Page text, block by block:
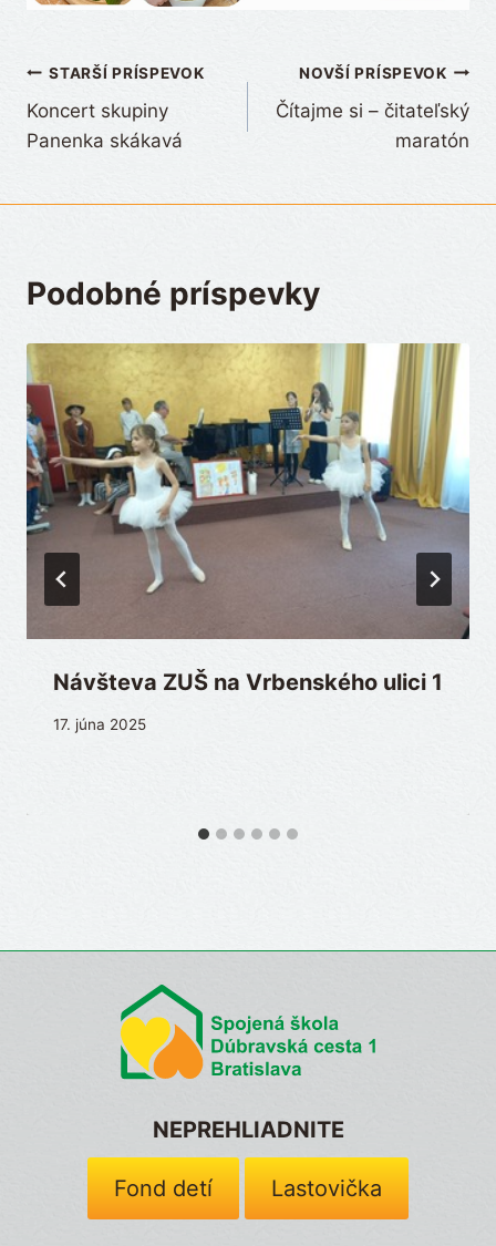
Navigácia
v
STARŠÍ PRÍSPEVOK
Koncert skupiny
Panenka skákavá
NOVŠÍ PRÍSPEVOK
Čítajme si – čitateľský
maratón
Podobné príspevky
Návšteva ZUŠ na Vrbenského ulici 1
17. júna 2025
NEPREHLIADNITE
Fond detí Lastovička